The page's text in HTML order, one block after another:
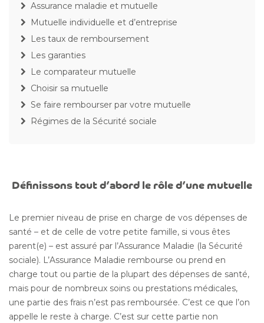
Assurance maladie et mutuelle
Mutuelle individuelle et d’entreprise
Les taux de remboursement
Les garanties
Le comparateur mutuelle
Choisir sa mutuelle
Se faire rembourser par votre mutuelle
Régimes de la Sécurité sociale
Définissons tout d’abord le rôle d’une mutuelle
Le premier niveau de prise en charge de vos dépenses de
santé – et de celle de votre petite famille, si vous êtes
parent(e) – est assuré par l’Assurance Maladie (la Sécurité
sociale). L’Assurance Maladie rembourse ou prend en
charge tout ou partie de la plupart des dépenses de santé,
mais pour de nombreux soins ou prestations médicales,
une partie des frais n’est pas remboursée. C’est ce que l’on
appelle le reste à charge. C’est sur cette partie non